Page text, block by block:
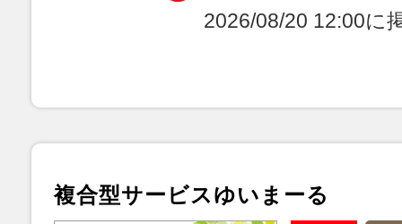
2026/08/20 12:00に
複合型サービスゆいまーる